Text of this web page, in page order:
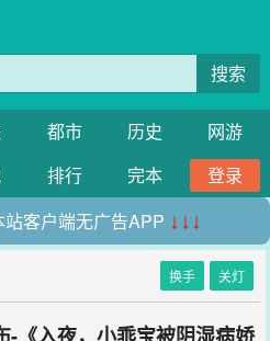
搜索
都市 历史
网游
排行 完本
登录
客户端无广告APP ↓↓↓
换手 关灯